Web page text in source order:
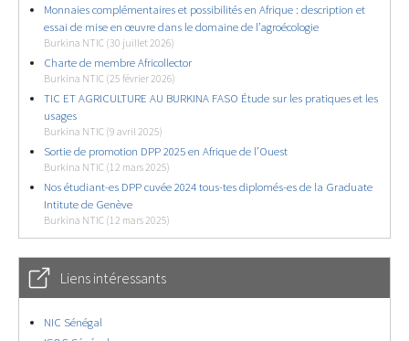
Monnaies complémentaires et possibilités en Afrique : description et
essai de mise en œuvre dans le domaine de l’agroécologie
Burkina NTIC (30 juillet 2026)
Charte de membre Africollector
Burkina NTIC (25 février 2026)
TIC ET AGRICULTURE AU BURKINA FASO Étude sur les pratiques et les
usages
Burkina NTIC (9 avril 2025)
Sortie de promotion DPP 2025 en Afrique de l’Ouest
Burkina NTIC (12 mars 2025)
Nos étudiant-es DPP cuvée 2024 tous-tes diplomés-es de la Graduate
Intitute de Genève
Burkina NTIC (12 mars 2025)
Liens intéressants
NIC Sénégal